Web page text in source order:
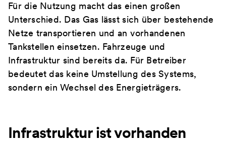
Für die Nutzung macht das einen großen
Unterschied. Das Gas lässt sich über bestehende
Netze transportieren und an vorhandenen
Tankstellen einsetzen. Fahrzeuge und
Infrastruktur sind bereits da. Für Betreiber
bedeutet das keine Umstellung des Systems,
sondern ein Wechsel des Energieträgers.
Infrastruktur ist vorhanden